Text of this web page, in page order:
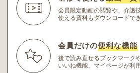
会員限定動画の閲覧や、介護
使える資料もダウンロードでき
会員だけの便利な機能
後で読み直せるブックマーク
いいね機能、マイページが利